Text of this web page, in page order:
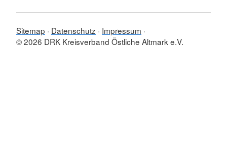
Sitemap Datenschutz
Impressum
© 2026 DRK Kreisverband Östliche Altmark e.V.